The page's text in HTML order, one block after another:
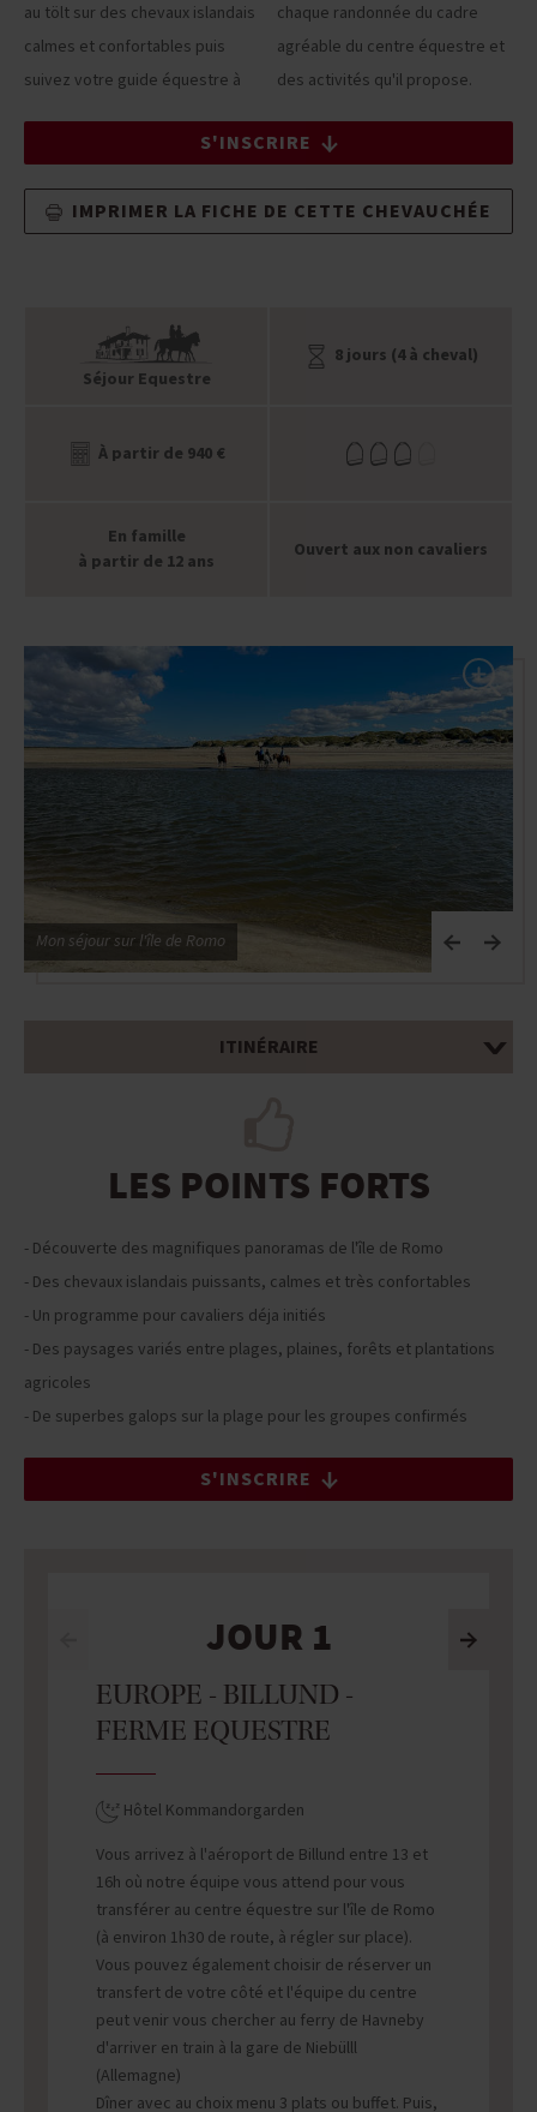
au tölt sur des chevaux islandais
calmes et confortables puis
suivez votre guide équestre à
chaque randonnée du cadre
agréable du centre équestre et
des activités qu'il propose.
S'INSCRIRE
IMPRIMER LA FICHE DE CETTE CHEVAUCHÉE
Séjour Equestre
8 jours (4 à cheval)
À partir de 940 €
En famille
à partir de 12 ans
Ouvert aux non cavaliers
Mon séjour sur l'île de Romo
ITINÉRAIRE
LES POINTS FORTS
- Découverte des magnifiques panoramas de l'île de Romo
- Des chevaux islandais puissants, calmes et très confortables
- Un programme pour cavaliers déja initiés
- Des paysages variés entre plages, plaines, forêts et plantations
agricoles
- De superbes galops sur la plage pour les groupes confirmés
S'INSCRIRE
JOUR 1
EUROPE - BILLUND -
FERME EQUESTRE
Hôtel Kommandorgarden
Vous arrivez à l'aéroport de Billund entre 13 et
16h où notre équipe vous attend pour vous
transférer au centre équestre sur l'île de Romo
(à environ 1h30 de route, à régler sur place).
Vous pouvez également choisir de réserver un
transfert de votre côté et l'équipe du centre
peut venir vous chercher au ferry de Havneby
d'arriver en train à la gare de Niebülll
(Allemagne)
Dîner avec au choix menu 3 plats ou buffet. Puis,